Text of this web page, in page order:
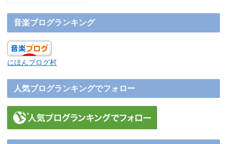
音楽ブログランキング
にほんブログ村
人気ブログランキングでフォロー